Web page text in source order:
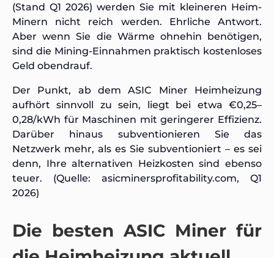
(Stand Q1 2026) werden Sie mit kleineren Heim-
Minern nicht reich werden. Ehrliche Antwort.
Aber wenn Sie die Wärme ohnehin benötigen,
sind die Mining-Einnahmen praktisch kostenloses
Geld obendrauf.
Der Punkt, ab dem ASIC Miner Heimheizung
aufhört sinnvoll zu sein, liegt bei etwa €0,25–
0,28/kWh für Maschinen mit geringerer Effizienz.
Darüber hinaus subventionieren Sie das
Netzwerk mehr, als es Sie subventioniert – es sei
denn, Ihre alternativen Heizkosten sind ebenso
teuer. (Quelle: asicminersprofitability.com, Q1
2026)
Die besten ASIC Miner für